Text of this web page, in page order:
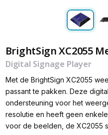
BrightSign XC2055
Digital Signage Player
Met de BrightSign XC2055
passant te pakken. Deze
ondersteuning voor het
resolutie en heeft geen
voor de beelden, de XC2055